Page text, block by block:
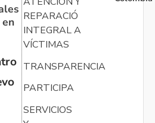
REPARACIÓN
INTEGRAL A
VÍCTIMAS
TRANSPARENCIA
PARTICIPA
SERVICIOS